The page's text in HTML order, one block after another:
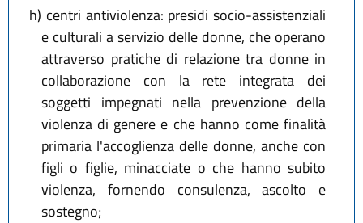
h) centri antiviolenza: presidi socio-assistenziali
e culturali a servizio delle donne, che operano
attraverso pratiche di relazione tra donne in
collaborazione con la rete integrata dei
soggetti impegnati nella prevenzione della
violenza di genere e che hanno come finalità
primaria l'accoglienza delle donne, anche con
figli o figlie, minacciate o che hanno subito
violenza, fornendo consulenza, ascolto e
sostegno;